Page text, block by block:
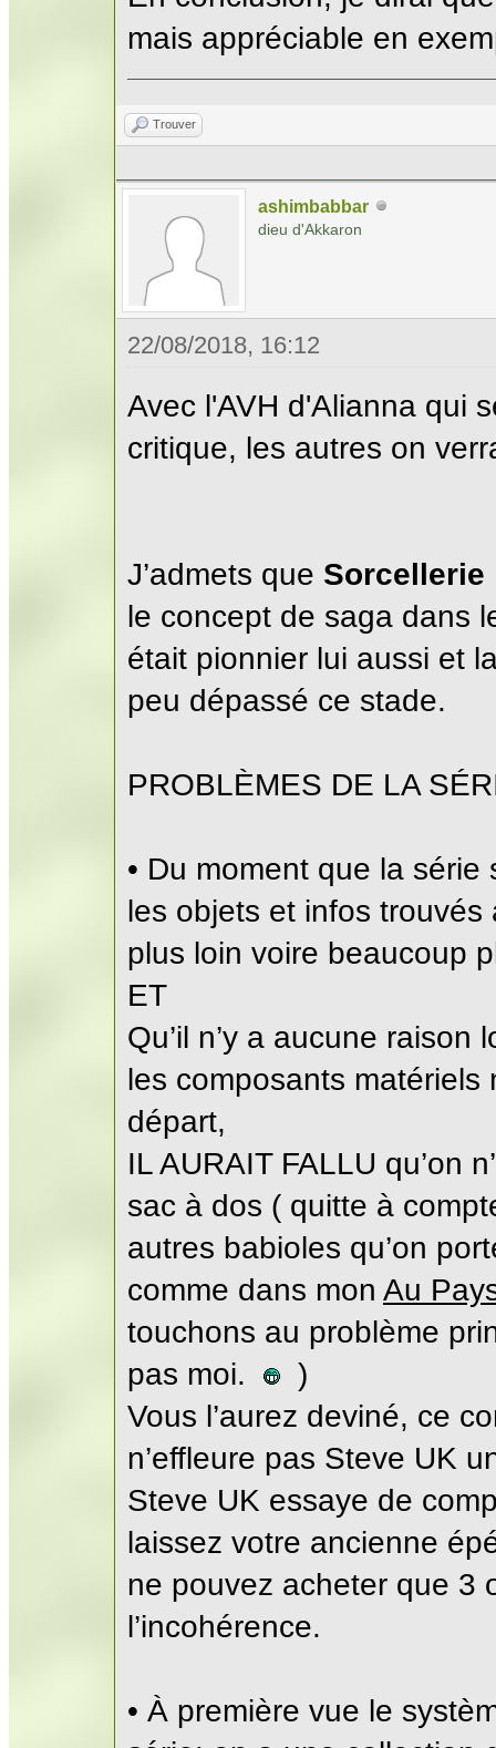
mais appréciable en
Trouver
ashimbabbar
dieu d'Akkaron
22/08/2018, 16:12
Avec l'AVH d'Alianna qui
critique, les autres on
J’admets que Sorcellerie
le concept de saga dans
était pionnier lui aussi et
peu dépassé ce stade.
PROBLÈMES DE LA
• Du moment que la
les objets et infos trouvés
plus loin voire beaucoup
ET
Qu’il n’y a aucune
les composants
départ,
IL AURAIT FALLU qu’on
sac à dos ( quitte à
autres babioles qu’on
comme dans mon Au
touchons au problème
pas moi.
)
Vous l’aurez deviné, ce
n’effleure pas Steve UK
Steve UK essaye de
laissez votre ancienne
ne pouvez acheter que 3
l’incohérence.
• À première vue le